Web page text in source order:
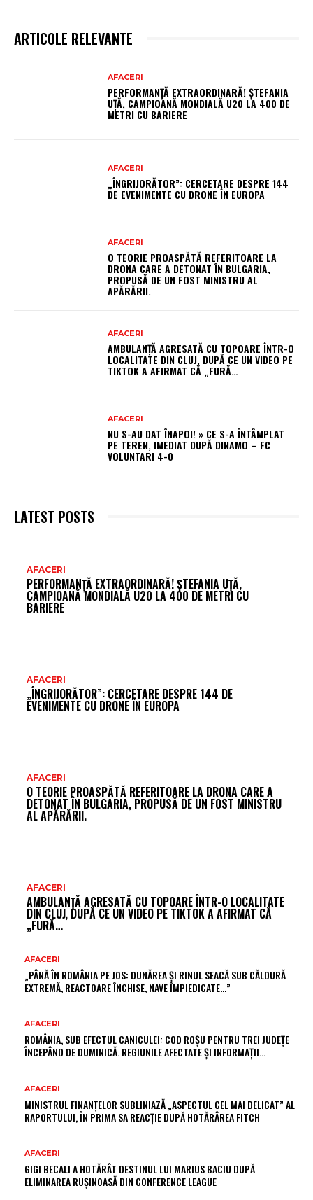
ARTICOLE RELEVANTE
AFACERI
PERFORMANȚĂ EXTRAORDINARĂ! ȘTEFANIA
UȚĂ, CAMPIOANĂ MONDIALĂ U20 LA 400 DE
METRI CU BARIERE
AFACERI
„ÎNGRIJORĂTOR”: CERCETARE DESPRE 144
DE EVENIMENTE CU DRONE ÎN EUROPA
AFACERI
O TEORIE PROASPĂTĂ REFERITOARE LA
DRONA CARE A DETONAT ÎN BULGARIA,
PROPUSĂ DE UN FOST MINISTRU AL
APĂRĂRII.
AFACERI
AMBULANȚĂ AGRESATĂ CU TOPOARE ÎNTR-O
LOCALITATE DIN CLUJ, DUPĂ CE UN VIDEO PE
TIKTOK A AFIRMAT CĂ „FURĂ…
AFACERI
NU S-AU DAT ÎNAPOI! » CE S-A ÎNTÂMPLAT
PE TEREN, IMEDIAT DUPĂ DINAMO – FC
VOLUNTARI 4-0
LATEST POSTS
AFACERI
PERFORMANȚĂ EXTRAORDINARĂ! ȘTEFANIA UȚĂ,
CAMPIOANĂ MONDIALĂ U20 LA 400 DE METRI CU
BARIERE
AFACERI
„ÎNGRIJORĂTOR”: CERCETARE DESPRE 144 DE
EVENIMENTE CU DRONE ÎN EUROPA
AFACERI
O TEORIE PROASPĂTĂ REFERITOARE LA DRONA CARE A
DETONAT ÎN BULGARIA, PROPUSĂ DE UN FOST MINISTRU
AL APĂRĂRII.
AFACERI
AMBULANȚĂ AGRESATĂ CU TOPOARE ÎNTR-O LOCALITATE
DIN CLUJ, DUPĂ CE UN VIDEO PE TIKTOK A AFIRMAT CĂ
„FURĂ…
AFACERI
„PÂNĂ ÎN ROMÂNIA PE JOS: DUNĂREA ȘI RINUL SEACĂ SUB CĂLDURĂ
EXTREMĂ, REACTOARE ÎNCHISE, NAVE ÎMPIEDICATE…”
AFACERI
ROMÂNIA, SUB EFECTUL CANICULEI: COD ROȘU PENTRU TREI JUDEȚE
ÎNCEPÂND DE DUMINICĂ. REGIUNILE AFECTATE ȘI INFORMAȚII…
AFACERI
MINISTRUL FINANȚELOR SUBLINIAZĂ „ASPECTUL CEL MAI DELICAT” AL
RAPORTULUI, ÎN PRIMA SA REACȚIE DUPĂ HOTĂRÂREA FITCH
AFACERI
GIGI BECALI A HOTĂRÂT DESTINUL LUI MARIUS BACIU DUPĂ
ELIMINAREA RUȘINOASĂ DIN CONFERENCE LEAGUE